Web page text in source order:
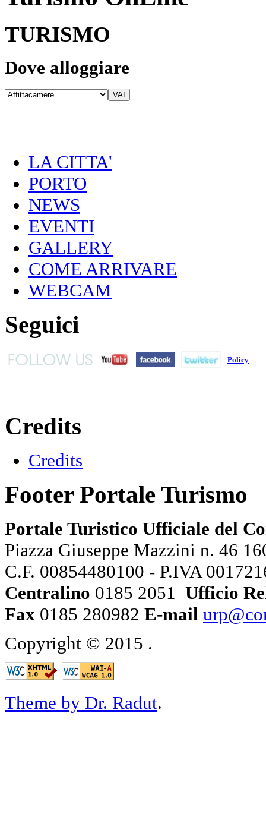
TURISMO
Dove alloggiare
LA CITTA'
PORTO
NEWS
EVENTI
GALLERY
COME ARRIVARE
WEBCAM
Seguici
Policy
Credits
Credits
Footer Portale Turismo
Portale Turistico Ufficiale del
Piazza Giuseppe Mazzini n. 46
C.F. 00854480100 - P.IVA
Centralino 0185 2051 Ufficio
Fax 0185 280982 E-mail
Copyright © 2015 .
Theme by Dr. Radut.